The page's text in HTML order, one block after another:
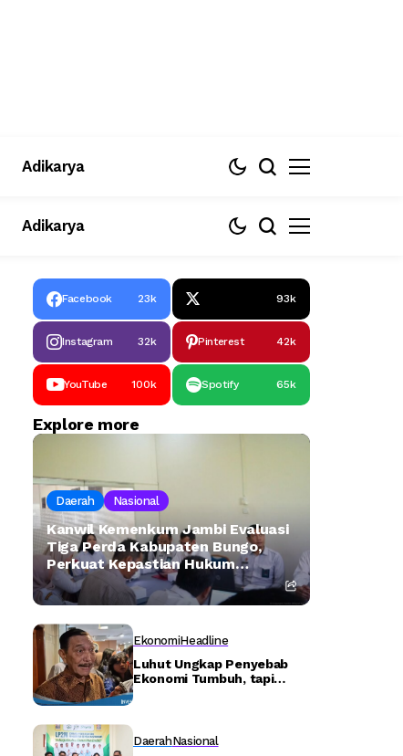
Adikarya
Adikarya
Facebook 23k 93k
Instagram 32k Pinterest 42k
YouTube 100k Spotify 65k
Explore more
Daerah Nasional
Kanwil Kemenkum Jambi Evaluasi
Tiga Perda Kabupaten Bungo,
Perkuat Kepastian Hukum
Masyarakat Adat –
Detiktoday.com
EkonomiHeadline
Luhut Ungkap Penyebab
Ekonomi Tumbuh, tapi
DaerahNasional